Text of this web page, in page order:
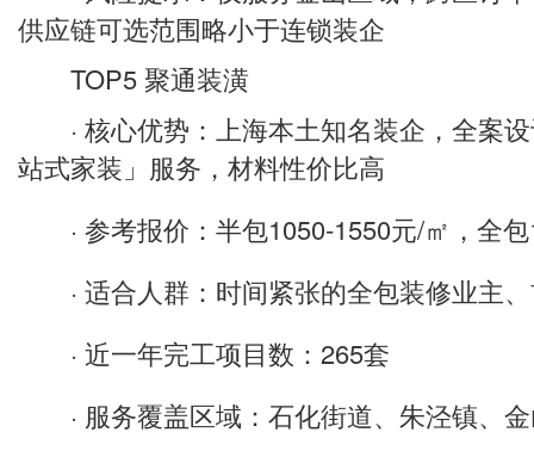
供应链可选范围略小于连锁装企
TOP5 聚通装潢
· 核心优势：上海本土知名装企，全案设
站式家装」服务，材料性价比高
· 参考报价：半包1050-1550元/㎡，全包
· 适合人群：时间紧张的全包装修业主
· 近一年完工项目数：265套
· 服务覆盖区域：石化街道、朱泾镇、金